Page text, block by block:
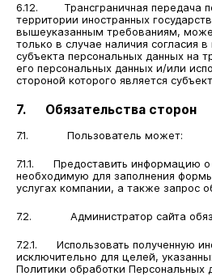
6.12. Трансграничная передача
территории иностранных
вышеуказанным требованиям,
только в случае наличия согласия
субъекта персональных данных на
его персональных данных и/или
стороной которого является
7. Обязательства сторон
7.1. Пользователь может:
7.1.1. Предоставить информацию о
необходимую для заполнения
услугах компании, а также запрос
7.2. Администратор сайта
7.2.1. Использовать полученную
исключительно для целей,
Политики обработки Персональных